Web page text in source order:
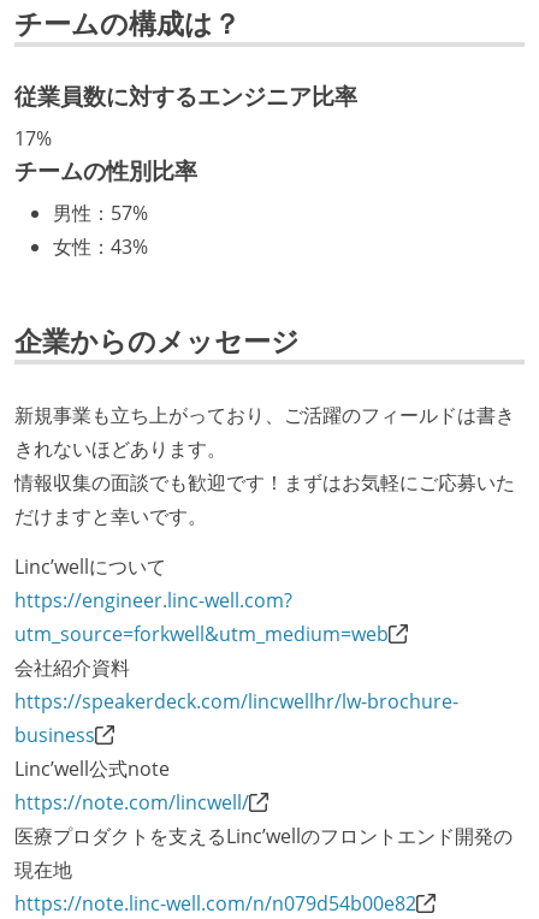
など、キャリア形成を目的とした職域を超えての積極
的な異動が推奨され、実施されている
マネージャーやCTOと高頻度（月1程度）でキャリアに
年収800万円以上のエンジニアに、マネジメントの役
割を持たない人がいる
技術カルチャー
取締役（社内）または執行役員として、エンジニアリ
社外から登壇を依頼・指名を受けるようなエンジニア
が在籍している
エンジニアが自発的に外部のイベントやカンファレン
スに登壇している
最新技術を追いかけるための社内勉強会が定期開催さ
れ、参加者が自主的に参加している
開発メンバーの裁量
設計・実装から運用までを同じ開発チームが担い、フ
ロントエンド、バックエンド、インフラといった役割
の境界を超えて、個人が必要な範囲にまで染み出して
いく姿勢が根付いている
ユーザーのニーズや課題を理解するために、開発チー
ムのメンバーが、ユーザーインタビューに参加してい
チームの構成は？
従業員数に対するエンジニア比率
17%
チームの性別比率
男性 ： 57%
女性 ： 43%
企業からのメッセージ
新規事業も立ち上がっており、ご活躍のフィールドは書き
きれないほどあります。
情報収集の面談でも歓迎です！まずはお気軽にご応募いた
だけますと幸いです。
Linc’wellについて
https://engineer.linc-well.com?
utm_source=forkwell&utm_medium=web
会社紹介資料
https://speakerdeck.com/lincwellhr/lw-brochure-
business
Linc’well公式note
https://note.com/lincwell/
医療プロダクトを支えるLinc’wellのフロントエンド開発の
現在地
https://note.linc-well.com/n/n079d54b00e82